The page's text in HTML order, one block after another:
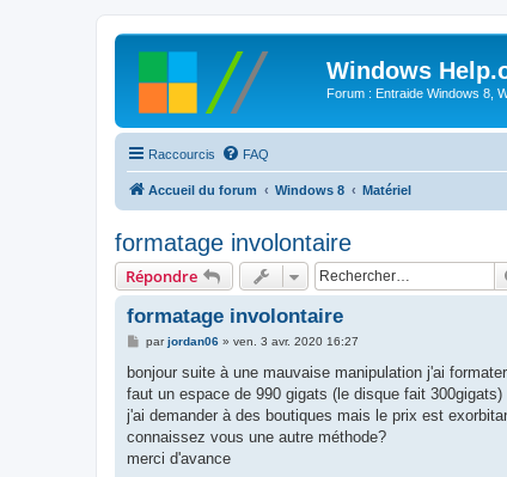
Windows
Forum : Entraide Windows 8,
Raccourcis FAQ
Accueil du forum Windows 8 Matériel
formatage involontaire
Répondre
formatage involontaire
M
s
a
g
parjordan06» ven. 3 avr. 2020 16:27
bonjour suite à une mauvaise manipulation j'ai
faut un espace de 990 gigats (le disque fait 300gigats)
j'ai demander à des boutiques mais le prix est
connaissez vous une autre méthode?
merci d'avance